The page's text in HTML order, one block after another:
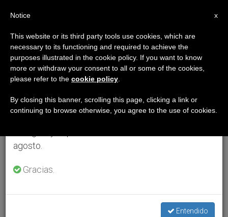
×
Aviso importante
Del 27 de julio al 7 de agosto haremos la pausa
anual, aprovechando que en el periodo de verano
se generan menos informaciones y también el
agosto.
Gracias.
Entendido
x
Notice
This website or its third party tools use cookies, which are
necessary to its functioning and required to achieve the
purposes illustrated in the cookie policy. If you want to know
more or withdraw your consent to all or some of the cookies,
please refer to the cookie policy
By closing this banner, scrolling this page, clicking a link or
continuing to browse otherwise, you agree to the use of cookies.